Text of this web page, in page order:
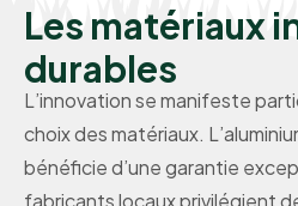
Les matériaux
durables
L’innovation se manifeste
choix des matériaux.
bénéficie d’une garantie
fabricants locaux privilégient